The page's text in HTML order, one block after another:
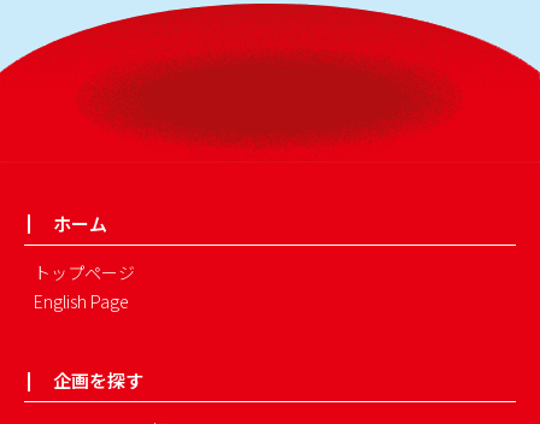
ホーム
トップページ
English Page
企画を探す